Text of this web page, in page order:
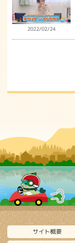
2022/02/24
サイト概要